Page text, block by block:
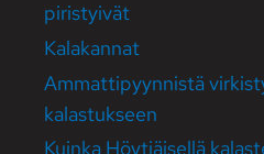
piristyivät
Kala­kannat
Ammatti­pyynnistä
kalastukseen
Kuinka Höytiäi­sellä